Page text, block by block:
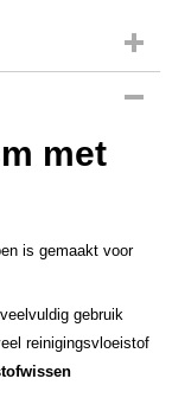
met
is gemaakt voor
gebruik
reinigingsvloeistof